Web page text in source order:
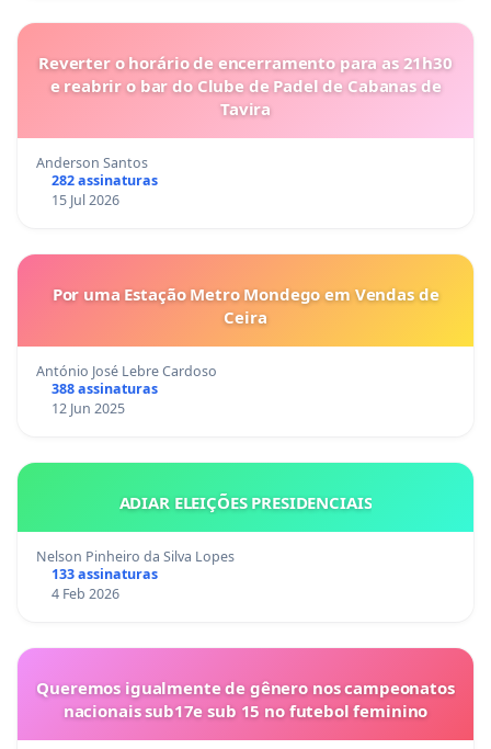
Reverter o horário de encerramento para as 21h30
e reabrir o bar do Clube de Padel de Cabanas de
Tavira
Anderson Santos
282 assinaturas
15 Jul 2026
Por uma Estação Metro Mondego em Vendas de
Ceira
António José Lebre Cardoso
388 assinaturas
12 Jun 2025
ADIAR ELEIÇÕES PRESIDENCIAIS
Nelson Pinheiro da Silva Lopes
133 assinaturas
4 Feb 2026
Queremos igualmente de gênero nos campeonatos
nacionais sub17e sub 15 no futebol feminino